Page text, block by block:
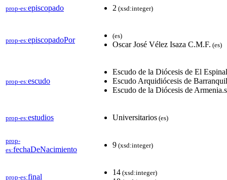
prop-es:episcopado 2 (xsd:integer)
prop-es:episcopadoPor (es)
Oscar José Vélez Isaza C.M.F. (es)
prop-es:escudo
Escudo de la Diócesis de El
Escudo Arquidiócesis de
Escudo de la Diócesis de
prop-es:estudios Universitarios (es)
prop-
es:fechaDeNacimiento
9 (xsd:integer)
prop-es:final
14 (xsd:integer)